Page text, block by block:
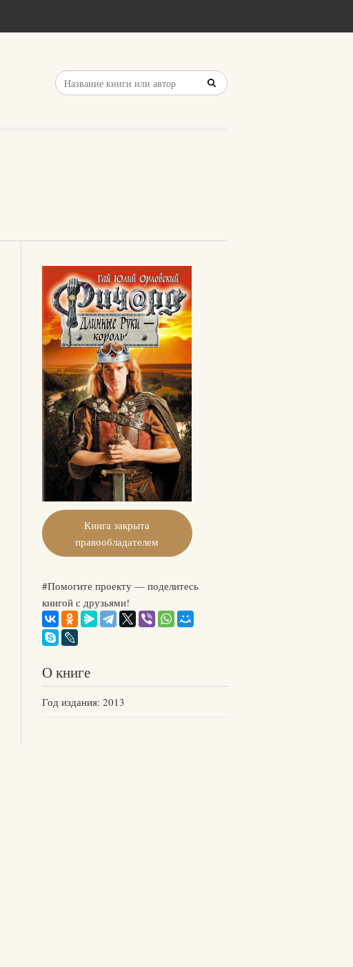
Книга закрыта
правообладателем
#Помогите проекту — поделитесь
книгой с друзьями!
О книге
Год издания: 2013